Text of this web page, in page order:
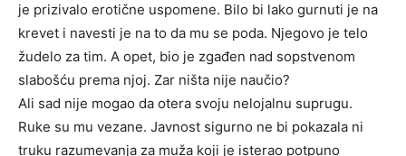
je prizivalo erotične uspomene. Bilo bi lako gurnuti je na
krevet i navesti je na to da mu se poda. Njegovo je telo
žudelo za tim. A opet, bio je zgađen nad sopstvenom
slabošću prema njoj. Zar ništa nije naučio?
Ali sad nije mogao da otera svoju nelojalnu suprugu.
Ruke su mu vezane. Javnost sigurno ne bi pokazala ni
truku razumevanja za muža koji je isterao potpuno